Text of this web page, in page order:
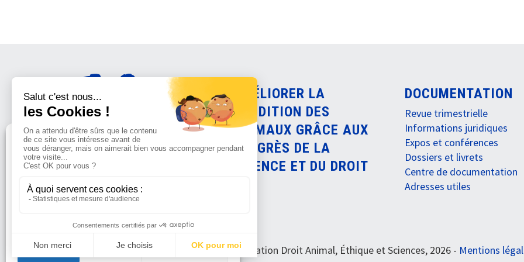
Gérer le consentement
audience et vous adresser des informations sur la LFDA lorsque
vous y consentez. Vous pouvez sélectionner ceux que vous
Accepter Refuser Voir les préférences
AMÉLIORER LA
CONDITION DES
ANIMAUX GRÂCE AUX
PROGRÈS DE LA
SCIENCE ET DU DROIT
DOCUMENTATION
Revue trimestrielle
Informations juridiques
Expos et conférences
Dossiers et livrets
Centre de documentation
Adresses utiles
© La Fondation Droit Animal, Éthique et Sciences, 2026 - Mentions